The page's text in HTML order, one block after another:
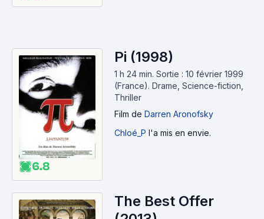
6.8
Pi (1998)
1 h 24 min. Sortie : 10 février 1999
(France). Drame, Science-fiction,
Thriller
Film de Darren Aronofsky
Chloé_P l'a mis en envie.
The Best Offer